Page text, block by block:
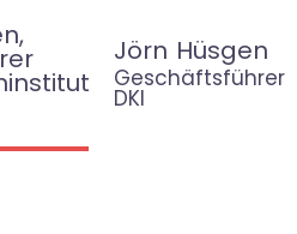
Jörn Hüsgen
Geschäftsführer
DKI